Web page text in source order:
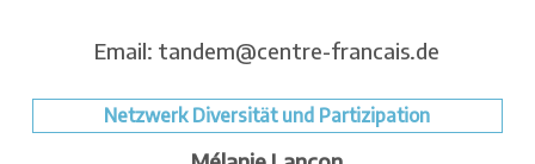
Email: tandem@centre-francais.de
Netzwerk Diversität und Partizipation